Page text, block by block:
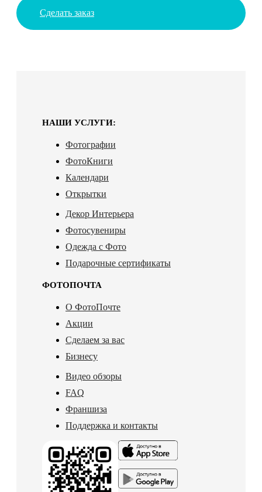
Сделать заказ
НАШИ УСЛУГИ:
Фотографии
ФотоКниги
Календари
Открытки
Декор Интерьера
Фотосувениры
Одежда с Фото
Подарочные сертификаты
ФОТОПОЧТА
О ФотоПочте
Акции
Сделаем за вас
Бизнесу
Видео обзоры
FAQ
Франшиза
Поддержка и контакты